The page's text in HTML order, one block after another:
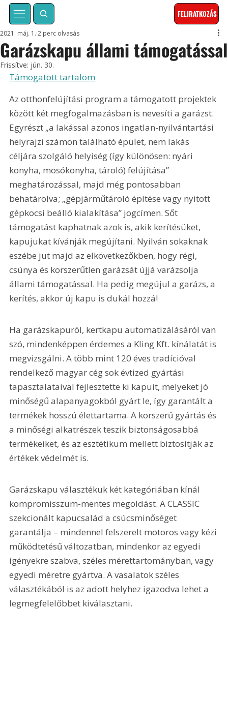
FELIRATKOZÁS
Garázskapu állami támogatással
2021. máj. 1. 2 perc olvasás
Frissítve: jún. 30.
Támogatott tartalom
Az otthonfelújítási program a támogatott projektek
között két megfogalmazásban is nevesíti a garázst.
Egyrészt „a lakással azonos ingatlan-nyilvántartási
helyrajzi számon található épület, nem lakás
céljára szolgáló helyiség (így különösen: nyári
konyha, mosókonyha, tároló) felújítása”
meghatározással, majd még pontosabban
behatárolva; „gépjárműtároló építése vagy nyitott
gépkocsi beálló kialakítása” jogcímen. Sőt
támogatást kaphatnak azok is, akik kerítésüket,
kapujukat kívánják megújítani. Nyilván sokaknak
eszébe jut majd az elkövetkezőkben, hogy régi,
csúnya és korszerűtlen garázsát újjá varázsolja
állami támogatással. Ha pedig megújul a garázs, a
kerítés, akkor új kapu is dukál hozzá!
Ha garázskapuról, kertkapu automatizálásáról van
szó, mindenképpen érdemes a Kling Kft. kínálatát is
megvizsgálni. A több mint 120 éves tradícióval
rendelkező magyar cég sok évtized gyártási
tapasztalataival fejlesztette ki kapuit, melyeket jó
minőségű alapanyagokból gyárt le, így garantált a
termékek hosszú élettartama. A korszerű gyártás és
a minőségi alkatrészek teszik biztonságosabbá
termékeiket, és az esztétikum mellett biztosítják az
értékek védelmét is.
Garázskapu választékuk két kategóriában kínál
kompromisszum-mentes megoldást. A CLASSIC
szekcionált kapucsalád a csúcsminőséget
garantálja – mindennel felszerelt motoros vagy kézi
működtetésű változatban, mindenkor az egyedi
igényekre szabva, széles mérettartományban, vagy
egyedi méretre gyártva. A vasalatok széles
választékából is az adott helyhez igazodva lehet a
legmegfelelőbbet kiválasztani.